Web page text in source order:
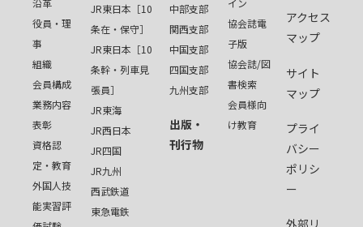
沿革
役員・理
事
組織
会員構成
業務内容
表彰
資格認
定・教育
外国人技
能実習評
JR東日本［10
条在・保守］
JR東日本［10
条幹・列車見
張員］
JR東海
JR西日本
JR四国
JR九州
西武鉄道
東急電鉄
中部支部
関西支部
中国支部
四国支部
九州支部
出版・
刊行物
イン
協会誌電
子版
協会誌/図
書検索
会員様向
け教育
アクセス
マップ
サイト
マップ
プライ
バシー
ポリシ
ー
外部リ